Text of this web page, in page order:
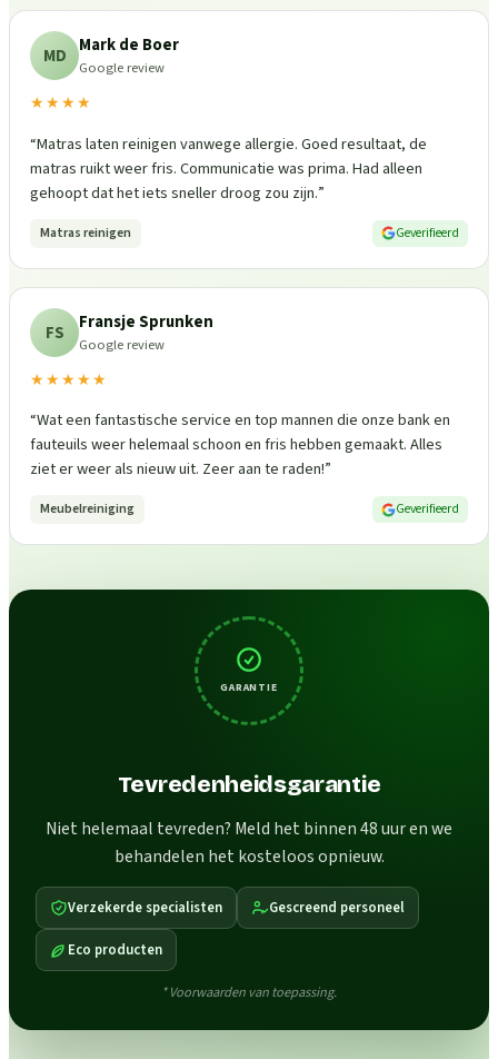
MD Mark de Boer
Google review
★★★★
“Matras laten reinigen vanwege allergie. Goed resultaat, de
matras ruikt weer fris. Communicatie was prima. Had alleen
gehoopt dat het iets sneller droog zou zijn.”
Matras reinigen Geverifieerd
FS Fransje Sprunken
Google review
★★★★★
“Wat een fantastische service en top mannen die onze bank en
fauteuils weer helemaal schoon en fris hebben gemaakt. Alles
ziet er weer als nieuw uit. Zeer aan te raden!”
Meubelreiniging Geverifieerd
GARANTIE
Tevredenheidsgarantie
Niet helemaal tevreden? Meld het binnen 48 uur en we
behandelen het kosteloos opnieuw.
Verzekerde specialisten Gescreend personeel
Eco producten
* Voorwaarden van toepassing.